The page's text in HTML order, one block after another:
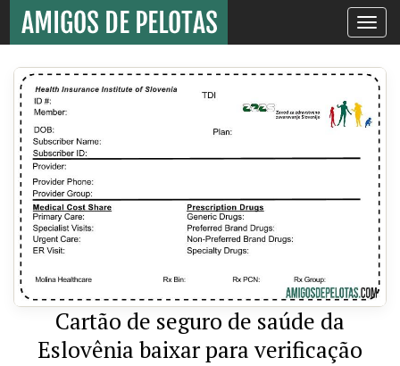
Toggle
Cartão de seguro de saúde da
Eslovênia baixar para verificação